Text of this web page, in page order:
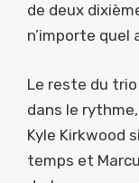
de deux
n’importe quel
Le reste du
dans le
Kyle Kirkwood
temps et